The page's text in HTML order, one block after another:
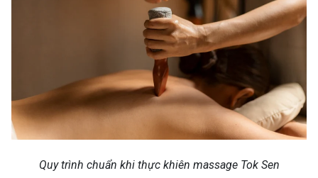
Quy trình chuẩn khi thực khiên massage Tok Sen